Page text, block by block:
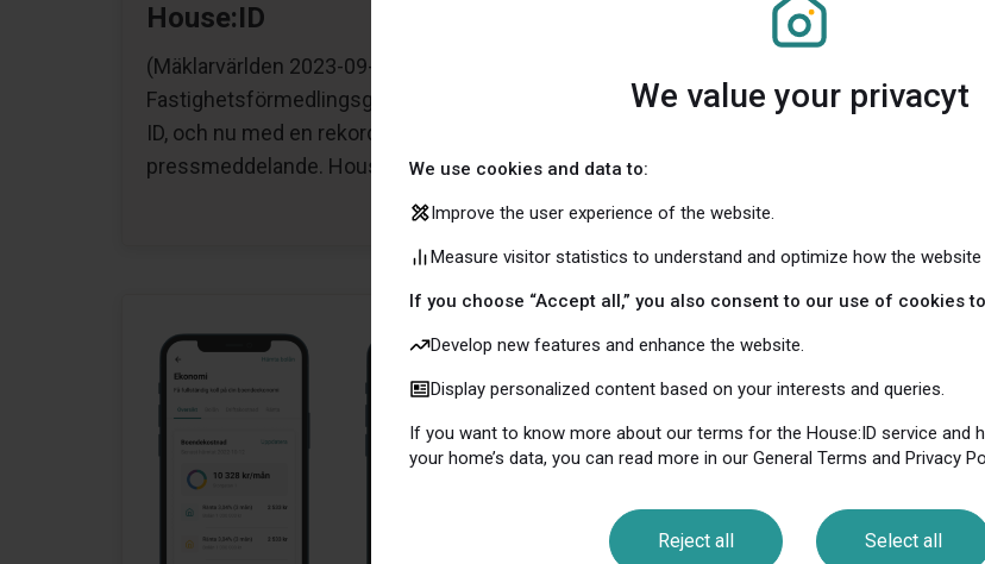
We value your privacyt
We use cookies and data to:
Improve the user experience of the website.
Measure visitor statistics to understand and optimize how the website
If you choose “Accept all,” you also consent to our use of cookies
Develop new features and enhance the website.
Display personalized content based on your interests and queries.
If you want to know more about our terms for the House:ID service and
your home’s data, you can read more in our General Terms and Privacy
Reject all Select all
House:ID
(Mäklarvärlden 2023-09-26) Svensk
Fastighetsförmedlingsgruppen fortsätter att investera i House
ID, och nu med en rekordrunda, rapporterar de i ett
pressmeddelande. House ID har…
(by EU
Estate
startup